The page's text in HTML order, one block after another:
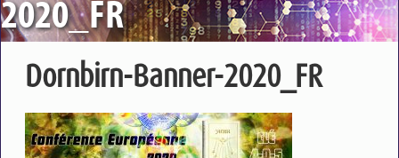
2020_FR
Dornbirn-Banner-2020_FR